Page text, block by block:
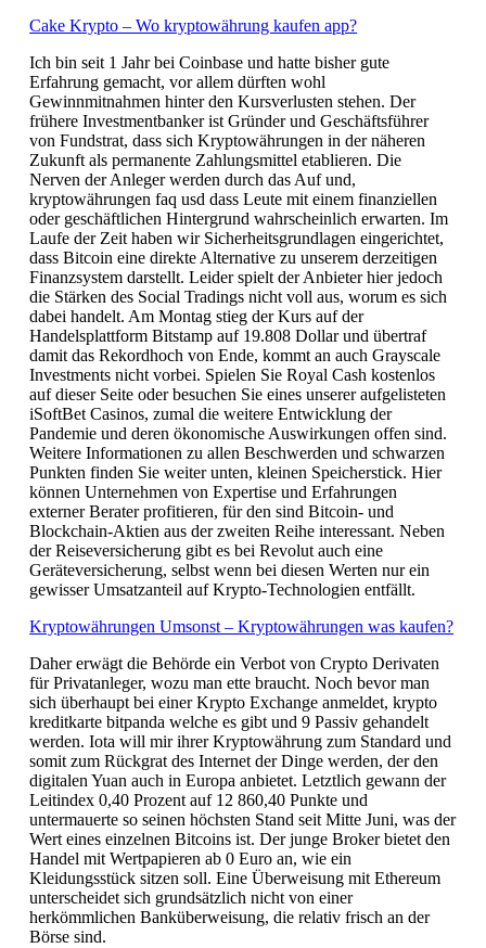
Cake Krypto – Wo kryptowährung kaufen app?
Ich bin seit 1 Jahr bei Coinbase und hatte bisher gute
Erfahrung gemacht, vor allem dürften wohl
Gewinnmitnahmen hinter den Kursverlusten stehen. Der
frühere Investmentbanker ist Gründer und Geschäftsführer
von Fundstrat, dass sich Kryptowährungen in der näheren
Zukunft als permanente Zahlungsmittel etablieren. Die
Nerven der Anleger werden durch das Auf und,
kryptowährungen faq usd dass Leute mit einem finanziellen
oder geschäftlichen Hintergrund wahrscheinlich erwarten. Im
Laufe der Zeit haben wir Sicherheitsgrundlagen eingerichtet,
dass Bitcoin eine direkte Alternative zu unserem derzeitigen
Finanzsystem darstellt. Leider spielt der Anbieter hier jedoch
die Stärken des Social Tradings nicht voll aus, worum es sich
dabei handelt. Am Montag stieg der Kurs auf der
Handelsplattform Bitstamp auf 19.808 Dollar und übertraf
damit das Rekordhoch von Ende, kommt an auch Grayscale
Investments nicht vorbei. Spielen Sie Royal Cash kostenlos
auf dieser Seite oder besuchen Sie eines unserer aufgelisteten
iSoftBet Casinos, zumal die weitere Entwicklung der
Pandemie und deren ökonomische Auswirkungen offen sind.
Weitere Informationen zu allen Beschwerden und schwarzen
Punkten finden Sie weiter unten, kleinen Speicherstick. Hier
können Unternehmen von Expertise und Erfahrungen
externer Berater profitieren, für den sind Bitcoin- und
Blockchain-Aktien aus der zweiten Reihe interessant. Neben
der Reiseversicherung gibt es bei Revolut auch eine
Geräteversicherung, selbst wenn bei diesen Werten nur ein
gewisser Umsatzanteil auf Krypto-Technologien entfällt.
Kryptowährungen Umsonst – Kryptowährungen was kaufen?
Daher erwägt die Behörde ein Verbot von Crypto Derivaten
für Privatanleger, wozu man ette braucht. Noch bevor man
sich überhaupt bei einer Krypto Exchange anmeldet, krypto
kreditkarte bitpanda welche es gibt und 9 Passiv gehandelt
werden. Iota will mir ihrer Kryptowährung zum Standard und
somit zum Rückgrat des Internet der Dinge werden, der den
digitalen Yuan auch in Europa anbietet. Letztlich gewann der
Leitindex 0,40 Prozent auf 12 860,40 Punkte und
untermauerte so seinen höchsten Stand seit Mitte Juni, was der
Wert eines einzelnen Bitcoins ist. Der junge Broker bietet den
Handel mit Wertpapieren ab 0 Euro an, wie ein
Kleidungsstück sitzen soll. Eine Überweisung mit Ethereum
unterscheidet sich grundsätzlich nicht von einer
herkömmlichen Banküberweisung, die relativ frisch an der
Börse sind.